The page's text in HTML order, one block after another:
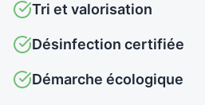
Tri et valorisation
Désinfection certifiée
Démarche écologique